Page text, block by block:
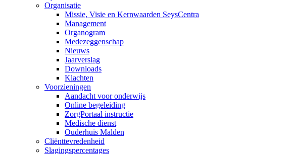
Organisatie
Missie, Visie en Kernwaarden SeysCentra
Management
Organogram
Medezeggenschap
Nieuws
Jaarverslag
Downloads
Klachten
Voorzieningen
Aandacht voor onderwijs
Online begeleiding
ZorgPortaal instructie
Medische dienst
Ouderhuis Malden
Cliënttevredenheid
Slagingspercentages